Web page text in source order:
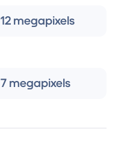
12 megapixels
7 megapixels